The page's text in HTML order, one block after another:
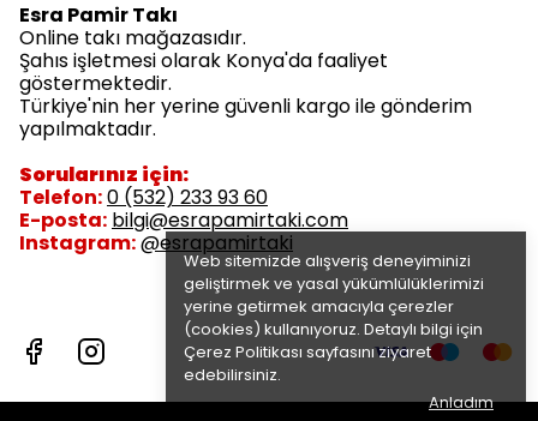
Web sitemizde alışveriş deneyiminizi
geliştirmek ve yasal yükümlülüklerimizi
yerine getirmek amacıyla çerezler
(cookies) kullanıyoruz. Detaylı bilgi için
Çerez Politikası sayfasını ziyaret
edebilirsiniz.
Anladım
Esra Pamir Takı
Online takı mağazasıdır.
Şahıs işletmesi olarak Konya'da faaliyet
göstermektedir.
Türkiye'nin her yerine güvenli kargo ile gönderim
yapılmaktadır.
Sorularınız için:
Telefon:0 (532) 233 93 60
E-posta: bilgi@esrapamirtaki.com
Instagram:@esrapamirtaki